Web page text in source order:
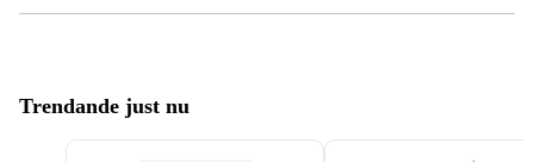
Trendande just nu